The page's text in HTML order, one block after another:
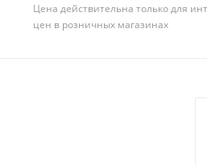
Цена действительна только для
цен в розничных магазинах